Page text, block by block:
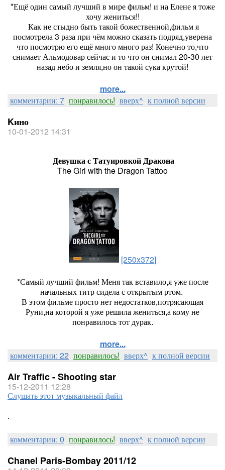
*Ещё один самый лучший в мире фильм! и на Елене я тоже
хочу жениться!!
Как не стыдно быть такой божественной,фильм я
посмотрела 3 раза при чём можно сказать подряд,уверена
что посмотрю его ещё много много раз! Конечно то,что
снимает Альмодовар сейчас и то что он снимал 20-30 лет
назад небо и земля,но он такой сука крутой!
more...
комментарии: 7 понравилось! вверх^ к полной версии
Kино
10-01-2012 14:31
Девушка с Татуировкой Дракона
The Girl with the Dragon Tattoo
[250x372]
*Самый лучший фильм! Меня так вставило,я уже после
начальных титр сидела с открытым ртом.
В этом фильме просто нет недостатков,потрясающая
Руни,на которой я уже решила жениться,а кому не
понравилось тот дурак.
more...
комментарии: 22 понравилось! вверх^ к полной версии
Air Traffic - Shooting star
15-12-2011 12:28
Слушать этот музыкальный файл
.
комментарии: 0 понравилось! вверх^ к полной версии
Chanel Paris-Bombay 2011/12